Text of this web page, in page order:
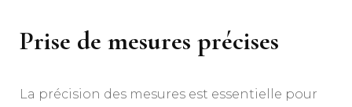
Prise de mesures précises
La précision des mesures est essentielle pour